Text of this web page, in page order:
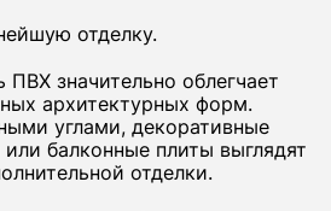
отделку.
ПВХ значительно облегчает
архитектурных форм.
углами, декоративные
балконные плиты выглядят
отделки.